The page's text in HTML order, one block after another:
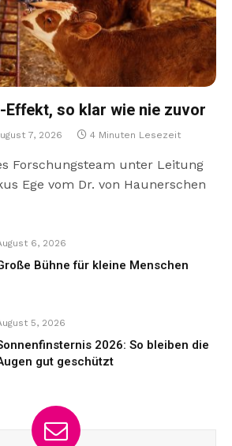
Effekt, so klar wie nie zuvor
7, 2026 4 Minuten Lesezeit
Forschungsteam unter Leitung
Ege vom Dr. von Haunerschen
6, 2026
Bühne für kleine Menschen
5, 2026
2026: So bleiben die
gut geschützt